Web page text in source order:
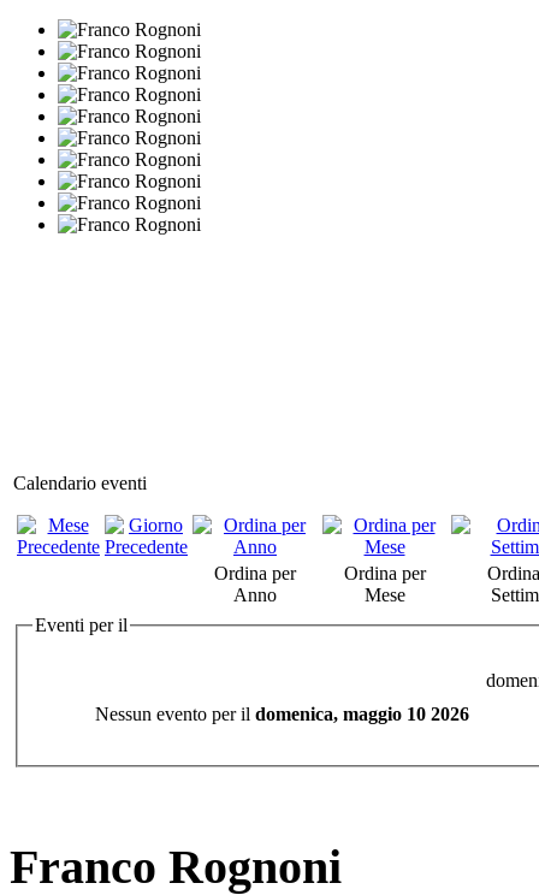
Calendario eventi
Ordina per
Anno
Ordina per
Mese
Eventi per il
Nessun evento per il domenica, maggio 10 2026
Franco Rognoni